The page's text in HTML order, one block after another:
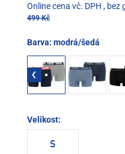
Online cena vč. DPH , bez
499 Kč
Barva: modrá/šedá
Velikost:
S